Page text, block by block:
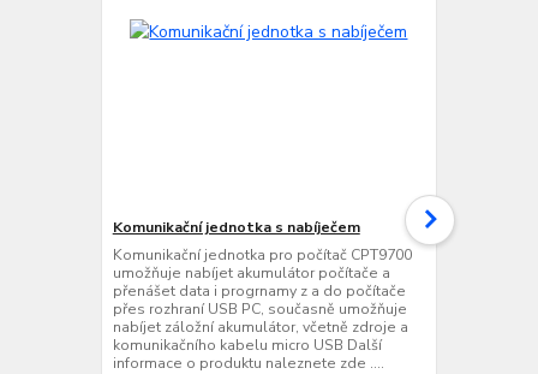
Komunikační jednotka s nabíječem
Komunikační jednotka pro počítač CPT9700
umožňuje nabíjet akumulátor počítače a
přenášet data i progrnamy z a do počítače
přes rozhraní USB PC, současně umožňuje
nabíjet záložní akumulátor, včetně zdroje a
komunikačního kabelu micro USB Další
informace o produktu naleznete zde ....